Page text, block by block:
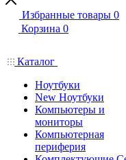
Избранные товары 0
Корзина 0
Каталог
Ноутбуки
New Ноутбуки
Компьютеры и
мониторы
Компьютерная
периферия